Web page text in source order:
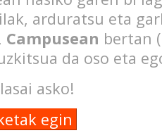
arduratsu eta
Campusean bertan
da oso eta
asko!
egin